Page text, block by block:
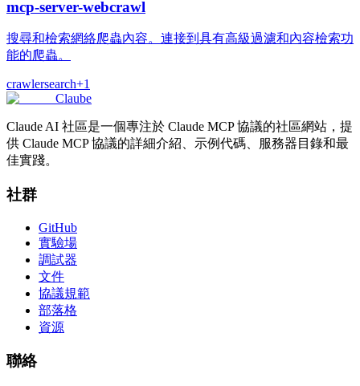
mcp-server-webcrawl
搜尋和檢索網絡爬蟲內容。連接到具有高級過濾和內容檢索功
能的爬蟲。
crawlersearch+1
Claube
Claude AI 社區是一個專注於 Claude MCP 協議的社區網站，提
供 Claude MCP 協議的詳細介紹、示例代碼、服務器目錄和最
佳實踐。
社群
GitHub
實驗場
調試器
文件
協議規範
部落格
資源
聯絡